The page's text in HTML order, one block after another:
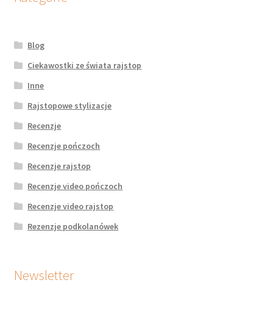
Blog
Ciekawostki ze świata rajstop
Inne
Rajstopowe stylizacje
Recenzje
Recenzje pończoch
Recenzje rajstop
Recenzje video pończoch
Recenzje video rajstop
Rezenzje podkolanówek
Newsletter